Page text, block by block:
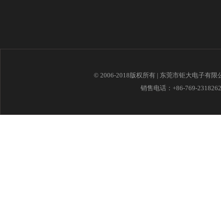
© 2006-2018版权所有 | 东莞市钜大电子有
销售电话：+86-769-